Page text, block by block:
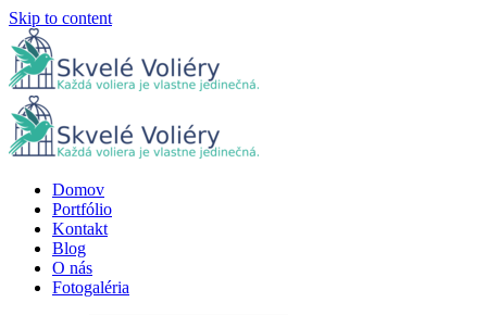
Skip to content
Domov
Portfólio
Kontakt
Blog
O nás
Fotogaléria